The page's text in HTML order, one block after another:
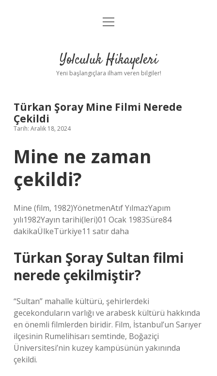
Anasayfa
Yasal Uyarı
menüyü
Yolculuk Hikayeleri
Yeni başlangıçlara ilham veren bilgiler!
Türkan Şoray Mine Filmi Nerede
Çekildi
Tarih: Aralık 18, 2024
Mine ne zaman
çekildi?
Mine (film, 1982)YönetmenAtıf YılmazYapım
yılı1982Yayın tarihi(leri)01 Ocak 1983Süre84
dakikaÜlkeTürkiye11 satır daha
Türkan Şoray Sultan filmi
nerede çekilmiştir?
“Sultan” mahalle kültürü, şehirlerdeki
gecekonduların varlığı ve arabesk kültürü hakkında
en önemli filmlerden biridir. Film, İstanbul’un Sarıyer
ilçesinin Rumelihisarı semtinde, Boğaziçi
Üniversitesi’nin kuzey kampüsünün yakınında
çekildi.